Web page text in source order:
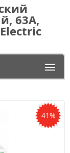
63А,
41%